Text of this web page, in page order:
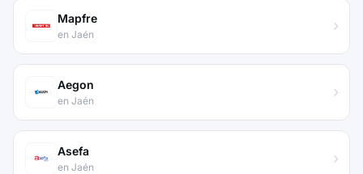
Mapfre
en Jaén
Aegon
en Jaén
Asefa
en Jaén